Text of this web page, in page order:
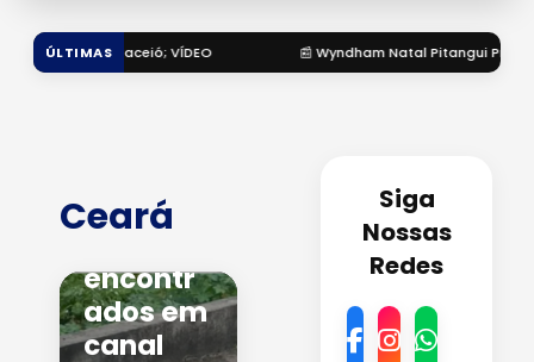
ÚLTIMAS
📰 Wyndham Natal Pitangui Praia: resort pé na areia elevou o litoral do RN
Ceará
ejados
encontr
ados em
canal
Siga
Nossas
Redes